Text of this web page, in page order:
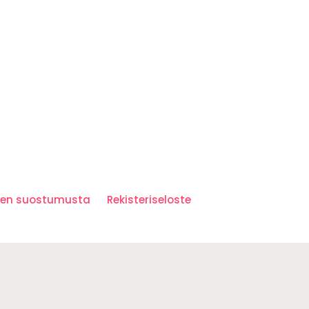
suostumusta Rekisteriseloste